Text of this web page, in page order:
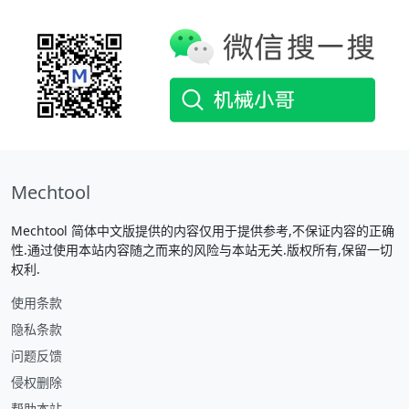
Mechtool
Mechtool 简体中文版提供的内容仅用于提供参考,不保证内容的正确
性.通过使用本站内容随之而来的风险与本站无关.版权所有,保留一切
权利.
使用条款
隐私条款
问题反馈
侵权删除